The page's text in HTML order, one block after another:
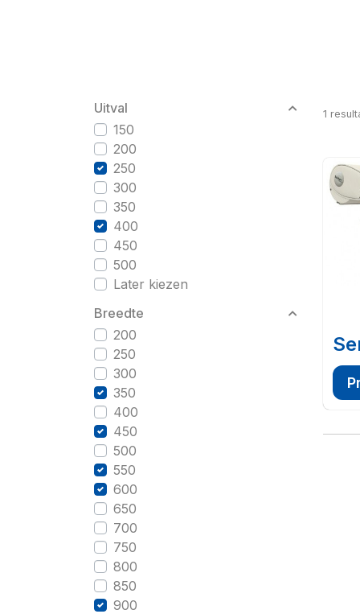
Uitval
150
200
250
300
350
400
450
500
Later kiezen
Breedte
200
250
300
350
400
450
500
550
600
650
700
750
800
850
900
1